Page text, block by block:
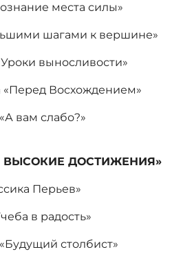
места силы»
шагами к вершине»
выносливости»
Восхождением»
вам слабо?»
ВЫСОКИЕ ДОСТИЖЕНИЯ»
Перьев»
в радость»
столбист»